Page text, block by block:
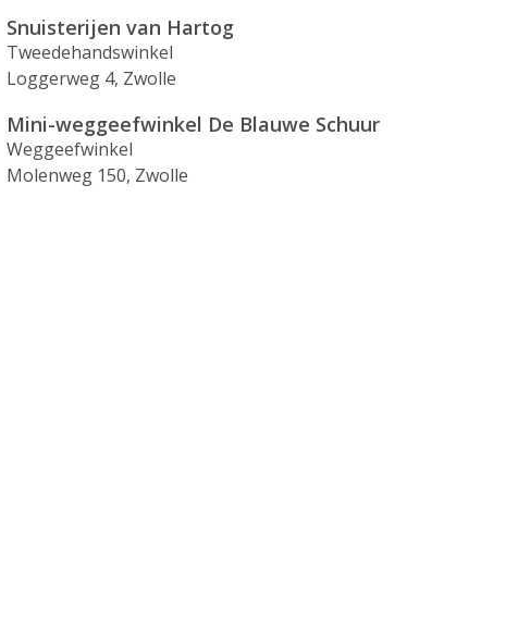
Snuisterijen van Hartog
Tweedehandswinkel
Loggerweg 4, Zwolle
Mini-weggeefwinkel De Blauwe Schuur
Weggeefwinkel
Molenweg 150, Zwolle